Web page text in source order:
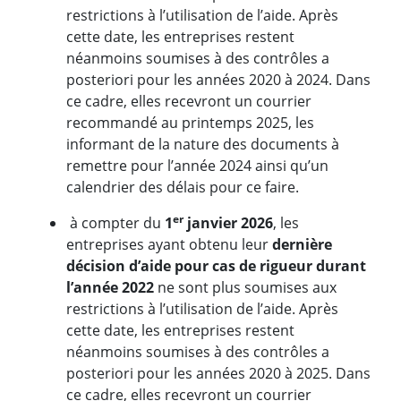
restrictions à l’utilisation de l’aide. Après
cette date, les entreprises restent
néanmoins soumises à des contrôles a
posteriori pour les années 2020 à 2024. Dans
ce cadre, elles recevront un courrier
recommandé au printemps 2025, les
informant de la nature des documents à
remettre pour l’année 2024 ainsi qu’un
calendrier des délais pour ce faire.
à compter du 1erjanvier 2026, les
entreprises ayant obtenu leurdernière
décision d’aide pour cas de rigueur durant
l’année 2022 ne sont plus soumises aux
restrictions à l’utilisation de l’aide. Après
cette date, les entreprises restent
néanmoins soumises à des contrôles a
posteriori pour les années 2020 à 2025. Dans
ce cadre, elles recevront un courrier